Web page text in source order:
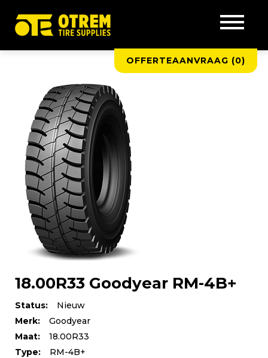
OFFERTEAANVRAAG (0)
18.00R33 Goodyear RM-4B+
Status:
Nieuw
Merk:
Goodyear
Maat:
18.00R33
Type:
RM-4B+